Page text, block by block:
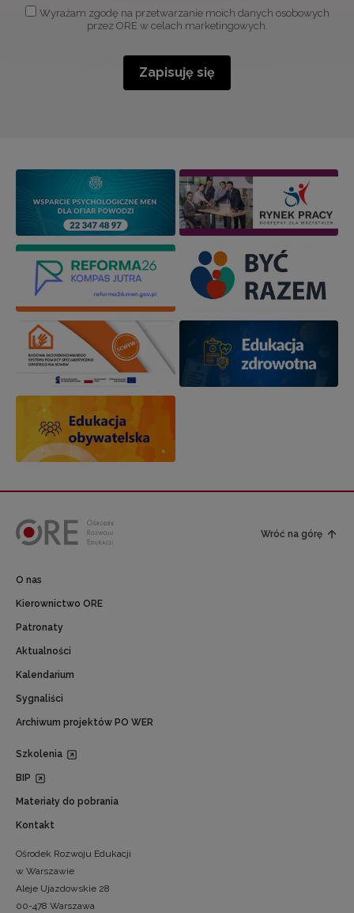
Wyrażam zgodę na przetwarzanie moich danych osobowych
przez ORE w celach marketingowych.
Zapisuję się
Wróć na górę
O nas
Kierownictwo ORE
Patronaty
Aktualności
Kalendarium
Sygnaliści
Archiwum projektów PO WER
Szkolenia
BIP
Materiały do pobrania
Kontakt
Ośrodek Rozwoju Edukacji
w Warszawie
Aleje Ujazdowskie 28
00-478 Warszawa